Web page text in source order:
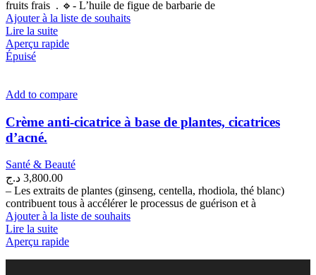
fruits frais . 🔹️- L’huile de figue de barbarie de
Ajouter à la liste de souhaits
Lire la suite
Aperçu rapide
Épuisé
Add to compare
Crème anti-cicatrice à base de plantes, cicatrices
d’acné.
Santé & Beauté
3,800.00 د.ج
– Les extraits de plantes (ginseng, centella, rhodiola, thé blanc)
contribuent tous à accélérer le processus de guérison et à
Ajouter à la liste de souhaits
Lire la suite
Aperçu rapide